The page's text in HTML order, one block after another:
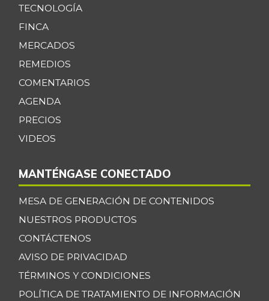
TECNOLOGÍA
FINCA
MERCADOS
REMEDIOS
COMENTARIOS
AGENDA
PRECIOS
VIDEOS
MANTÉNGASE CONECTADO
MESA DE GENERACIÓN DE CONTENIDOS
NUESTROS PRODUCTOS
CONTÁCTENOS
AVISO DE PRIVACIDAD
TÉRMINOS Y CONDICIONES
POLÍTICA DE TRATAMIENTO DE INFORMACIÓN